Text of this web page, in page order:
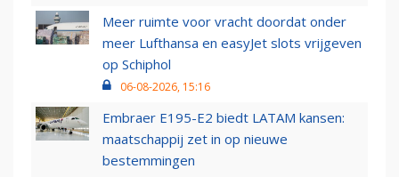
Meer ruimte voor vracht doordat onder
meer Lufthansa en easyJet slots vrijgeven
op Schiphol
06-08-2026, 15:16
Embraer E195-E2 biedt LATAM kansen:
maatschappij zet in op nieuwe
bestemmingen